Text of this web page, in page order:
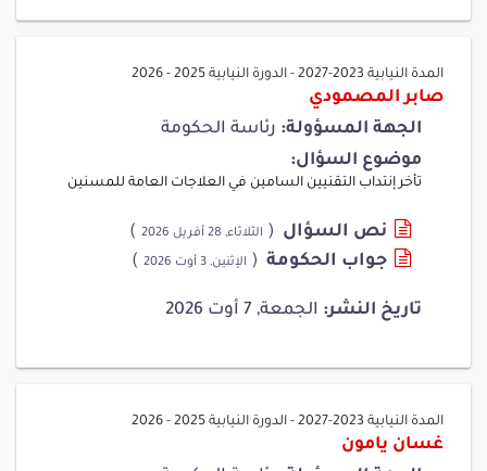
المدة النيابية 2023-2027 - الدورة النيابية 2025 - 2026
صابر المصمودي
الجهة المسؤولة: رئاسة الحكومة
موضوع السؤال:
تأخر إنتداب التقنيين السامين في العلاجات العامة للمسنين
نص السؤال ( الثلاثاء, 28 أفريل 2026
)
جواب الحكومة ( الإثنين, 3 أوت 2026 )
تاريخ النشر: الجمعة, 7 أوت 2026
المدة النيابية 2023-2027 - الدورة النيابية 2025 - 2026
غسان يامون